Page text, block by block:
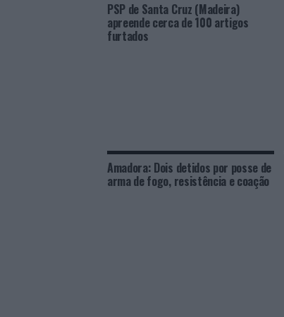
PSP de Santa Cruz (Madeira)
apreende cerca de 100 artigos
furtados
Amadora: Dois detidos por posse de
arma de fogo, resistência e coação